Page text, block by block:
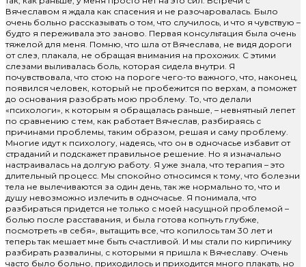
Вячеславом я ждала как спасения и не разочаровалась. Было
очень больно рассказывать о том, что случилось, и что я чувствую –
будто я переживала это заново. Первая консультация была очень
тяжелой для меня. Помню, что шла от Вячеслава, не видя дороги
от слез, плакала, не обращая внимания на прохожих. С этими
слезами выливалась боль, которая сидела внутри. Я
почувствовала, что стою на пороге чего-то важного, что, наконец,
появился человек, который не пробежится по верхам, а поможет
до основания разобрать мою проблему. То, что делали
«психологи», к которым я обращалась раньше, – невнятный лепет
по сравнению с тем, как работает Вячеслав, разбираясь с
причинами проблемы, таким образом, решая и саму проблему.
Многие идут к психологу, надеясь, что он в одночасье избавит от
страданий и подскажет правильное решение. Но я изначально
настраивалась на долгую работу. Я уже знала, что терапия – это
длительный процесс. Мы спокойно относимся к тому, что болезни
тела не вылечиваются за один день, так же нормально то, что и
душу невозможно излечить в одночасье. Я понимала, что
разбираться придется не только с моей насущной проблемой –
болью после расставания, и была готова копнуть глубже,
посмотреть «в себя», вытащить все, что копилось там 30 лет и
теперь так мешает мне быть счастливой. И мы стали по кирпичику
разбирать развалины, с которыми я пришла к Вячеславу. Очень
часто было больно, приходилось и приходится много плакать, но